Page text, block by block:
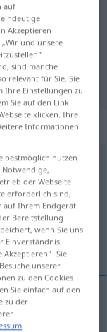
für
antippen)
auf
Akzeptieren
und unsere
sind manche
relevant für Sie. Sie
Ihre Einstellungen zu
Sie auf den Link
klicken. Ihre
Informationen
bestmöglich nutzen
der Webseite
erforderlich sind,
auf Ihrem Endgerät
Bereitstellung
wenn Sie uns
Einverständnis
Akzeptieren“. Sie
unserer
zu den Cookies
Sie einfach auf den
zu der
.